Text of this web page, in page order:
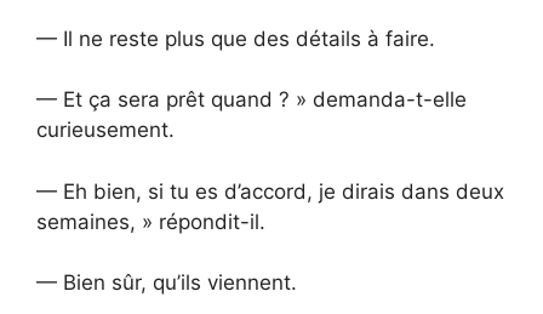
— Il ne reste plus que des détails à faire.
— Et ça sera prêt quand ? » demanda-t-elle
curieusement.
— Eh bien, si tu es d’accord, je dirais dans deux
semaines, » répondit-il.
— Bien sûr, qu’ils viennent.